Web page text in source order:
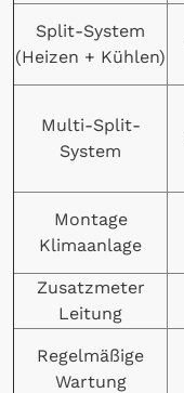
Split-System
(Heizen + Kühlen)
Multi-Split-
System
Montage
Klimaanlage
Zusatzmeter
Leitung
Regelmäßige
Wartung